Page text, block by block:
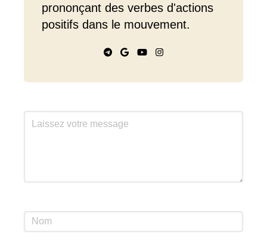
prononçant des verbes d'actions
positifs dans le mouvement.